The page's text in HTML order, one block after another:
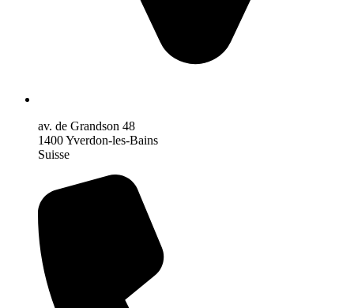
av. de Grandson 48
1400 Yverdon-les-Bains
Suisse